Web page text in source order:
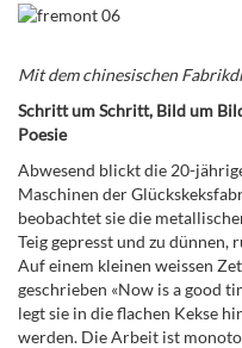
Mit dem chinesischen
Schritt um Schritt, Bild um
Poesie
Abwesend blickt die 20-
Maschinen der
beobachtet sie die
Teig gepresst und zu
Auf einem kleinen weissen
geschrieben «Now is a good
legt sie in die flachen Kekse
werden. Die Arbeit ist